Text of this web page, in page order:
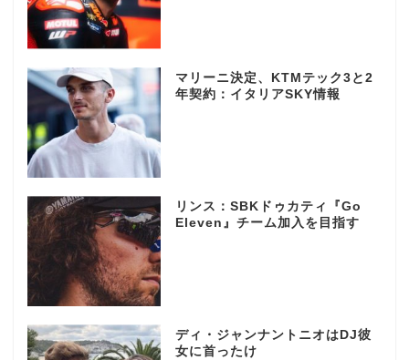
マリーニ決定、KTMテック3と2
年契約：イタリアSKY情報
リンス：SBKドゥカティ『Go
Eleven』チーム加入を目指す
ディ・ジャンナントニオはDJ彼
女に首ったけ